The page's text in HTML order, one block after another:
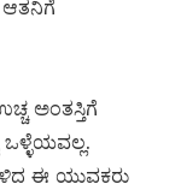
ಆತನಿಗೆ
ಅಂತಸ್ತಿಗೆ
ಒಳ್ಳೆಯವಲ್ಲ.
ಈ ಯುವಕರು